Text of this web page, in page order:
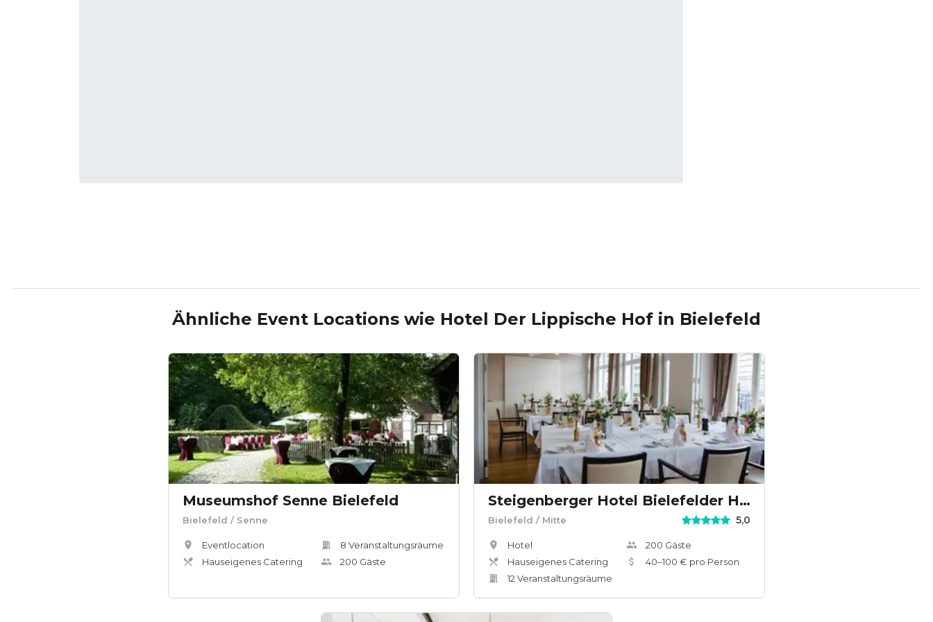
Ähnliche Event Locations wie Hotel Der Lippische Hof in Bielefeld
Museumshof Senne Bielefeld
Bielefeld / Senne
Eventlocation
Hauseigenes Catering
8 Veranstaltungsräume
200 Gäste
Steigenberger Hotel Bielefelder Hof
Bielefeld / Mitte 5,0
Hotel
Hauseigenes Catering
12 Veranstaltungsräume
200 Gäste
40–100 € pro Person